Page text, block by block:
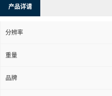
产品详请
分辨率
重量
品牌